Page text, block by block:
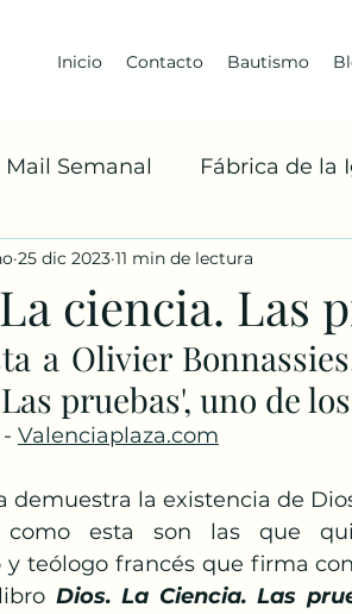
Inicio Contacto Bautismo
Mail Semanal Fábrica de la
5+1 Cuaresma
Arquitectura
Misiones Franciscanas
Papa Francisco
ciencia. Las
25 dic 2023 11 min de lectura
a Olivier
pruebas', uno de
Valenciaplaza.com
demuestra la existencia de
como esta son las que
y teólogo francés que firma
Dios. La Ciencia. Las